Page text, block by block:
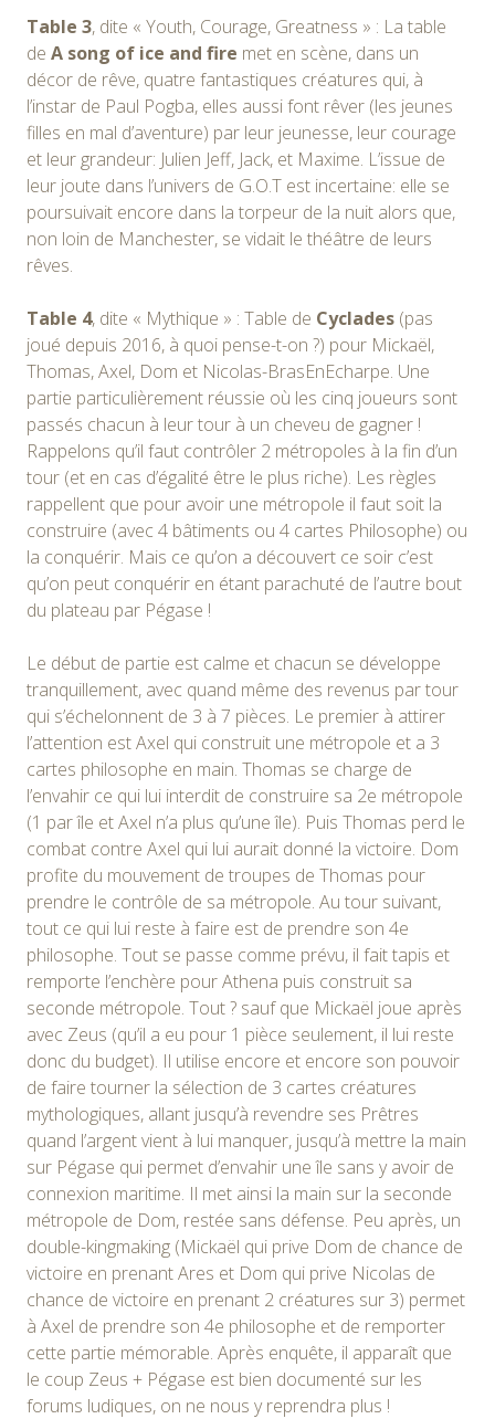
Table 3, dite « Youth, Courage, Greatness » : La table
de A song of ice and fire met en scène, dans un
décor de rêve, quatre fantastiques créatures qui, à
l’instar de Paul Pogba, elles aussi font rêver (les jeunes
filles en mal d’aventure) par leur jeunesse, leur courage
et leur grandeur: Julien Jeff, Jack, et Maxime. L’issue de
leur joute dans l’univers de G.O.T est incertaine: elle se
poursuivait encore dans la torpeur de la nuit alors que,
non loin de Manchester, se vidait le théâtre de leurs
rêves.
Table 4, dite « Mythique » : Table de Cyclades (pas
joué depuis 2016, à quoi pense-t-on ?) pour Mickaël,
Thomas, Axel, Dom et Nicolas-BrasEnEcharpe. Une
partie particulièrement réussie où les cinq joueurs sont
passés chacun à leur tour à un cheveu de gagner !
Rappelons qu’il faut contrôler 2 métropoles à la fin d’un
tour (et en cas d’égalité être le plus riche). Les règles
rappellent que pour avoir une métropole il faut soit la
construire (avec 4 bâtiments ou 4 cartes Philosophe) ou
la conquérir. Mais ce qu’on a découvert ce soir c’est
qu’on peut conquérir en étant parachuté de l’autre bout
du plateau par Pégase !
Le début de partie est calme et chacun se développe
tranquillement, avec quand même des revenus par tour
qui s’échelonnent de 3 à 7 pièces. Le premier à attirer
l’attention est Axel qui construit une métropole et a 3
cartes philosophe en main. Thomas se charge de
l’envahir ce qui lui interdit de construire sa 2e métropole
(1 par île et Axel n’a plus qu’une île). Puis Thomas perd le
combat contre Axel qui lui aurait donné la victoire. Dom
profite du mouvement de troupes de Thomas pour
prendre le contrôle de sa métropole. Au tour suivant,
tout ce qui lui reste à faire est de prendre son 4e
philosophe. Tout se passe comme prévu, il fait tapis et
remporte l’enchère pour Athena puis construit sa
seconde métropole. Tout ? sauf que Mickaël joue après
avec Zeus (qu’il a eu pour 1 pièce seulement, il lui reste
donc du budget). Il utilise encore et encore son pouvoir
de faire tourner la sélection de 3 cartes créatures
mythologiques, allant jusqu’à revendre ses Prêtres
quand l’argent vient à lui manquer, jusqu’à mettre la main
sur Pégase qui permet d’envahir une île sans y avoir de
connexion maritime. Il met ainsi la main sur la seconde
métropole de Dom, restée sans défense. Peu après, un
double-kingmaking (Mickaël qui prive Dom de chance de
victoire en prenant Ares et Dom qui prive Nicolas de
chance de victoire en prenant 2 créatures sur 3) permet
à Axel de prendre son 4e philosophe et de remporter
cette partie mémorable. Après enquête, il apparaît que
le coup Zeus + Pégase est bien documenté sur les
forums ludiques, on ne nous y reprendra plus !